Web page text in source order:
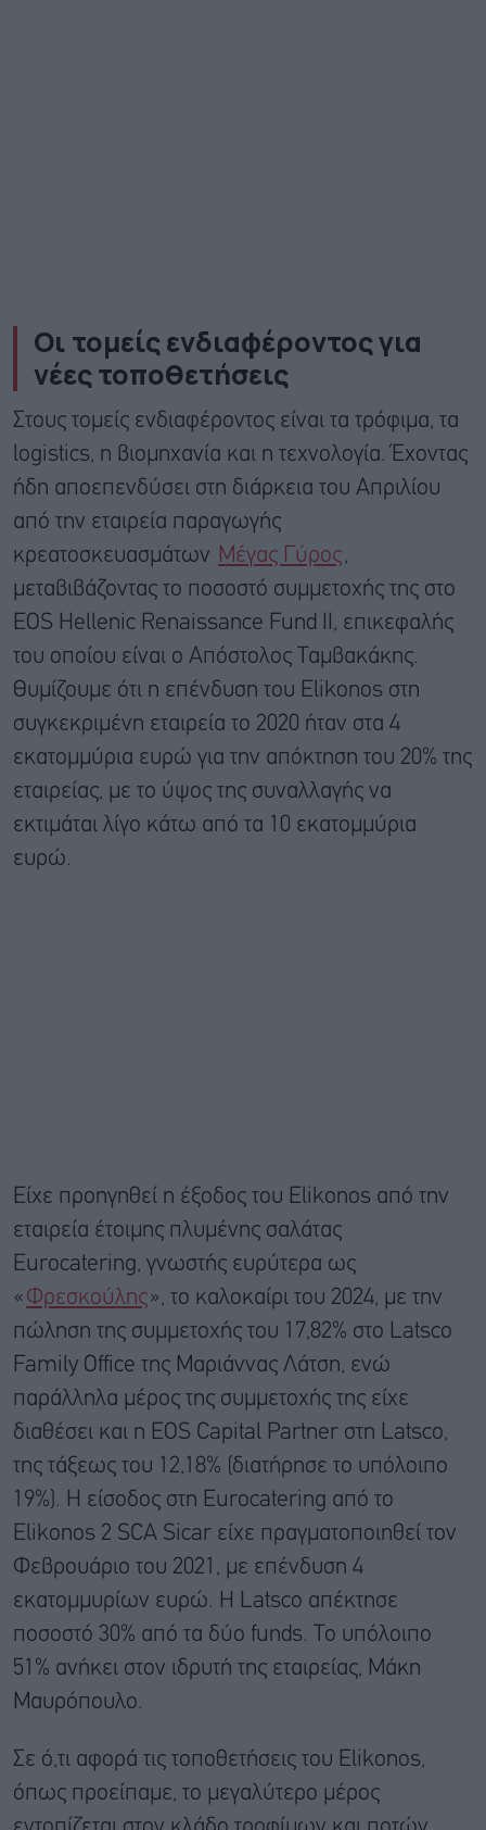
Οι τομείς ενδιαφέροντος για
νέες τοποθετήσεις
Στους τομείς ενδιαφέροντος είναι τα τρόφιμα, τα
logistics, η βιομηχανία και η τεχνολογία. Έχοντας
ήδη αποεπενδύσει στη διάρκεια του Απριλίου
από την εταιρεία παραγωγής
κρεατοσκευασμάτων Μέγας Γύρος,
μεταβιβάζοντας το ποσοστό συμμετοχής της στo
EOS Hellenic Renaissance Fund ΙΙ, επικεφαλής
του οποίου είναι ο Απόστολος Ταμβακάκης.
Θυμίζουμε ότι η επένδυση του Elikonos στη
συγκεκριμένη εταιρεία το 2020 ήταν στα 4
εκατομμύρια ευρώ για την απόκτηση του 20% της
εταιρείας, με το ύψος της συναλλαγής να
εκτιμάται λίγο κάτω από τα 10 εκατομμύρια
ευρώ.
Είχε προηγηθεί η έξοδος του Elikonos από την
εταιρεία έτοιμης πλυμένης σαλάτας
Eurocatering, γνωστής ευρύτερα ως
« Φρεσκούλης», το καλοκαίρι του 2024, με την
πώληση της συμμετοχής του 17,82% στο Latsco
Family Office της Μαριάννας Λάτση, ενώ
παράλληλα μέρος της συμμετοχής της είχε
διαθέσει και η EOS Capital Partner στη Latsco,
της τάξεως του 12,18% (διατήρησε το υπόλοιπο
19%). Η είσοδος στη Eurocatering από τo
Elikonos 2 SCA Sicar είχε πραγματοποιηθεί τον
Φεβρουάριο του 2021, με επένδυση 4
εκατομμυρίων ευρώ. Η Latsco απέκτησε
ποσοστό 30% από τα δύο funds. Το υπόλοιπο
51% ανήκει στον ιδρυτή της εταιρείας, Μάκη
Μαυρόπουλο.
Σε ό,τι αφορά τις τοποθετήσεις του Elikonos,
όπως προείπαμε, το μεγαλύτερο μέρος